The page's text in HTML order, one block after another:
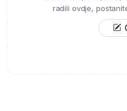
radili ovdje,